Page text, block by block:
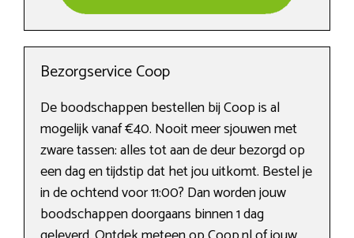
Bezorgservice Coop
De boodschappen bestellen bij Coop is al
mogelijk vanaf €40. Nooit meer sjouwen met
zware tassen: alles tot aan de deur bezorgd op
een dag en tijdstip dat het jou uitkomt. Bestel je
in de ochtend voor 11:00? Dan worden jouw
boodschappen doorgaans binnen 1 dag